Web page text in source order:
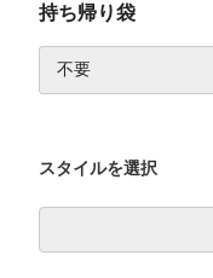
持ち帰り袋
スタイルを選択